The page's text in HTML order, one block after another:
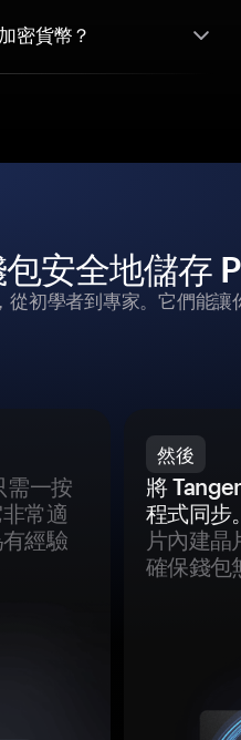
密貨幣？
安全地儲存
初學者到專家。它們能
需一按
常適
經驗
然後
將
程式同步
片內建晶
確保錢包